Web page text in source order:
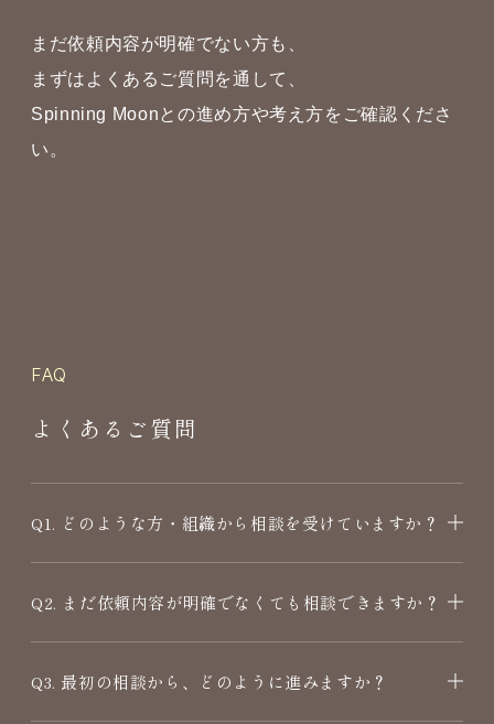
まだ依頼内容が明確でない方も、
まずはよくあるご質問を通して、
Spinning Moonとの進め方や考え方をご確認くださ
い。
FAQ
よくあるご質問
Q1. どのような方・組織から相談を受けていますか？
Q2. まだ依頼内容が明確でなくても相談できますか？
Q3. 最初の相談から、どのように進みますか？